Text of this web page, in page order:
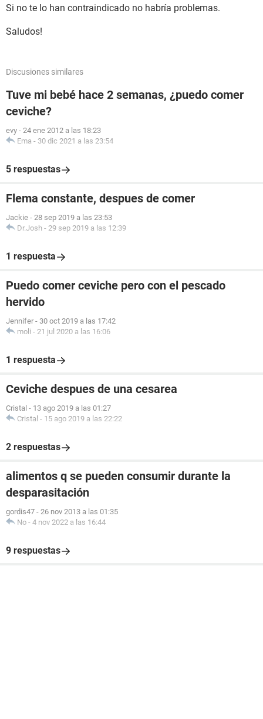
Si no te lo han contraindicado no habría problemas.
Saludos!
Discusiones similares
Tuve mi bebé hace 2 semanas, ¿puedo comer
ceviche?
evy - 24 ene 2012 a las 18:23
Ema - 30 dic 2021 a las 23:54
5 respuestas
Flema constante, despues de comer
Jackie - 28 sep 2019 a las 23:53
Dr.Josh - 29 sep 2019 a las 12:39
1 respuesta
Puedo comer ceviche pero con el pescado
hervido
Jennifer - 30 oct 2019 a las 17:42
moli - 21 jul 2020 a las 16:06
1 respuesta
Ceviche despues de una cesarea
Cristal - 13 ago 2019 a las 01:27
Cristal - 15 ago 2019 a las 22:22
2 respuestas
alimentos q se pueden consumir durante la
desparasitación
gordis47 - 26 nov 2013 a las 01:35
No - 4 nov 2022 a las 16:44
9 respuestas